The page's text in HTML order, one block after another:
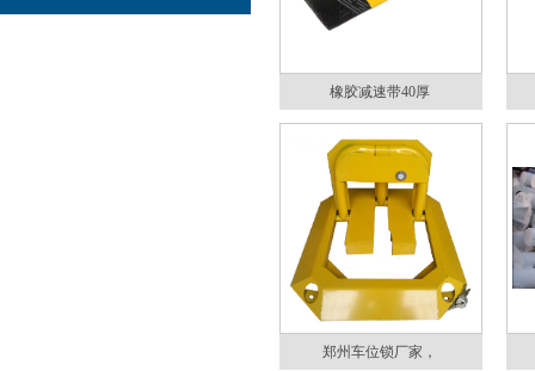
橡胶减速带40厚
郑州车位锁厂家，